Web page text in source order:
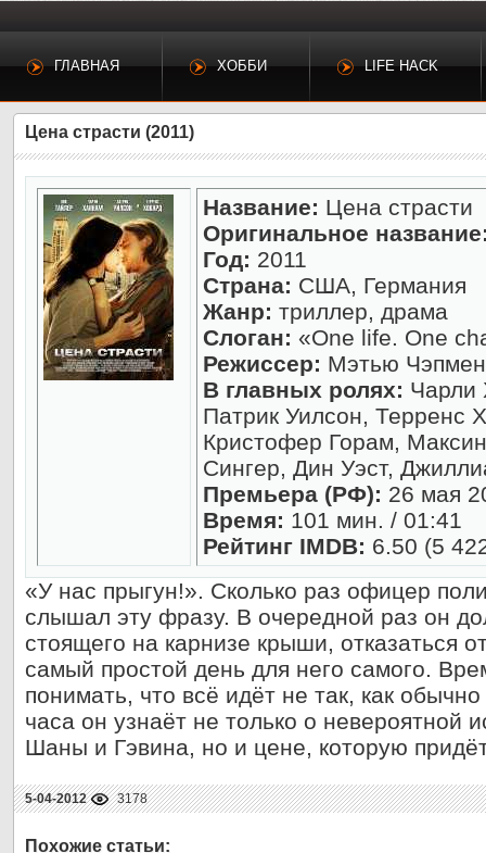
ГЛАВНАЯ ХОББИ LIFE HACK
Цена страсти (2011)
Название: Цена страсти
Оригинальное
Год: 2011
Страна: США, Германия
Жанр: триллер, драма
Слоган: «One life. One
Режиссер: Мэтью Чэпмен
В главных ролях: Чарли
Патрик Уилсон, Терренс
Кристофер Горам,
Сингер, Дин Уэст,
Премьера (РФ): 26 мая
Время: 101 мин. / 01:41
Рейтинг IMDB: 6.50 (5
«У нас прыгун!». Сколько раз офицер
слышал эту фразу. В очередной раз он
стоящего на карнизе крыши, отказаться
самый простой день для него самого.
понимать, что всё идёт не так, как
часа он узнаёт не только о невероятной
Шаны и Гэвина, но и цене, которую
5-04-2012 3178